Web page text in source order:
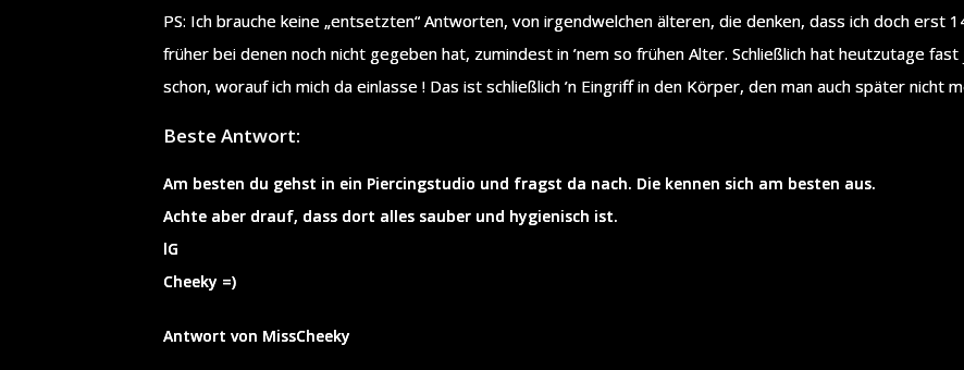
PS: Ich brauche keine „entsetzten“ Antworten, von irgendwelchen älteren, die denken, dass ich doch erst
früher bei denen noch nicht gegeben hat, zumindest in ’nem so frühen Alter. Schließlich hat heutzutage
schon, worauf ich mich da einlasse ! Das ist schließlich ’n Eingriff in den Körper, den man auch später nicht
Beste Antwort:
Am besten du gehst in ein Piercingstudio und fragst da nach. Die kennen sich am besten aus.
Achte aber drauf, dass dort alles sauber und hygienisch ist.
lG
Cheeky =)
Antwort von MissCheeky